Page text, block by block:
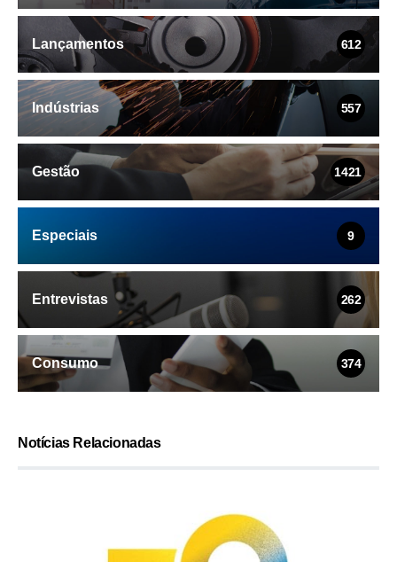
Lançamentos 612
Indústrias 557
Gestão 1421
Especiais 9
Entrevistas 262
Consumo 374
Notícias Relacionadas